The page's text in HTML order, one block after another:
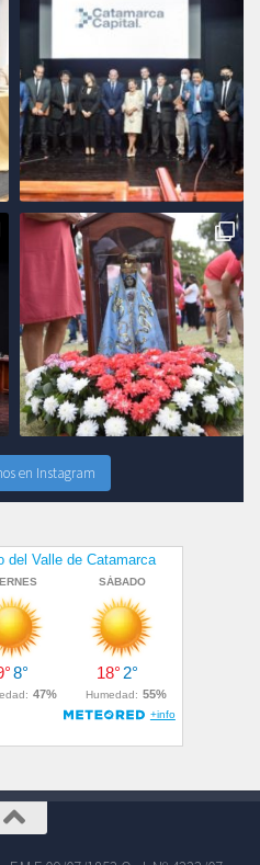
en Instagram